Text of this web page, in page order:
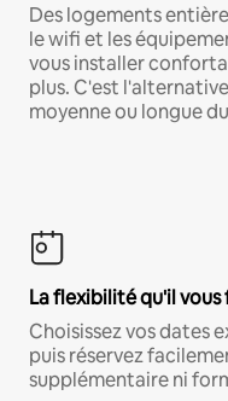
Des logements
le wifi et les
vous installer
plus. C'est
moyenne ou longue
La flexibilité qu'il vous
Choisissez vos dates
puis réservez
supplémentaire ni